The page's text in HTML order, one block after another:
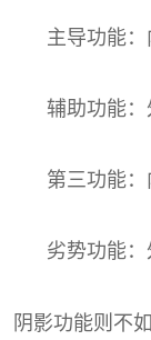
主导功能：
辅助功能：
第三功能：
劣势功能：
阴影功能则不